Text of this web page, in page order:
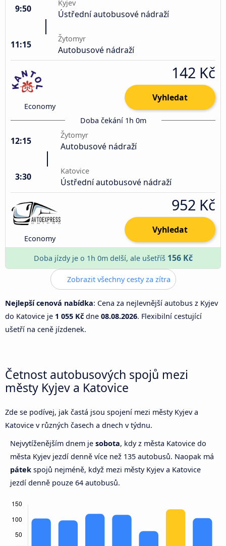
9:50
Kyjev
Ústřední autobusové nádraží
11:15
Žytomyr
Autobusové nádraží
Economy
142 Kč
Vyhledat
Doba čekání 1h 0m
12:15
Žytomyr
Autobusové nádraží
3:30
Katovice
Ústřední autobusové nádraží
Economy
952 Kč
Vyhledat
Doba jízdy je o 1h 0m delší, ale ušetříš 156 Kč
Zobrazit všechny cesty za zítra
Nejlepší cenová nabídka: Cena za nejlevnější autobus z Kyjev
do Katovice je 1 055 Kč dne 08.08.2026. Flexibilní cestující
ušetří na ceně jízdenek.
Četnost autobusových spojů mezi
městy Kyjev a Katovice
Zde se podívej, jak častá jsou spojení mezi městy Kyjev a
Katovice v různých časech a dnech v týdnu.
Nejvytíženějším dnem je sobota, kdy z města Katovice do
města Kyjev jezdí denně více než 135 autobusů. Naopak má
pátek spojů nejméně, když mezi městy Kyjev a Katovice
jezdí denně pouze 64 autobusů.